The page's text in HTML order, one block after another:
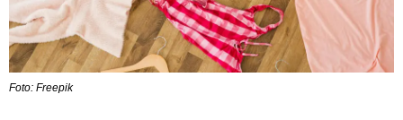
Foto: Freepik